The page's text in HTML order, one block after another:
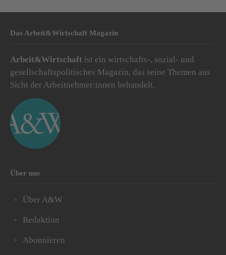
Das Arbeit&Wirtschaft Magazin
Arbeit&Wirtschaft ist ein wirtschafts-, sozial- und
gesellschaftspolitisches Magazin, das seine Themen aus
Sicht der Arbeitnehmer:innen behandelt.
Über uns
Über A&W
Redaktion
Abonnieren